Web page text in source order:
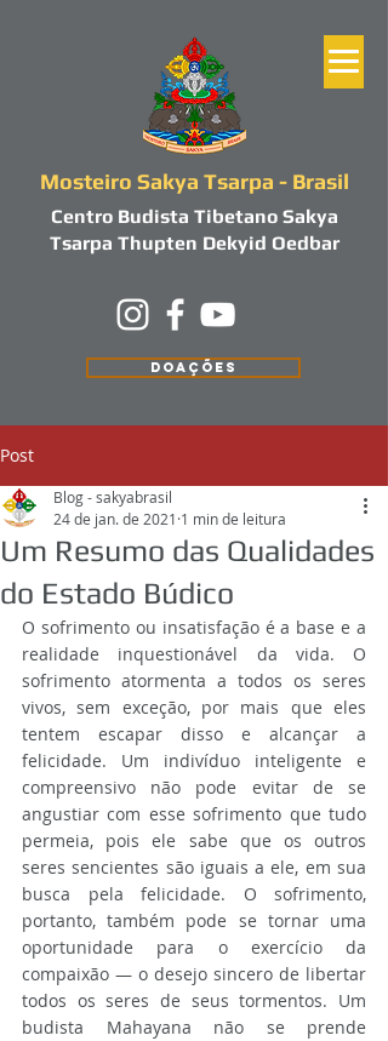
Mosteiro Sakya Tsarpa - Brasil
DOAÇÕES
Centro Budista Tibetano Sakya
Tsarpa Thupten Dekyid Oedbar
Post
Um Resumo das Qualidades
do Estado Búdico
Blog - sakyabrasil
24 de jan. de 2021 1 min de leitura
O sofrimento ou insatisfação é a base e a
realidade inquestionável da vida. O
sofrimento atormenta a todos os seres
vivos, sem exceção, por mais que eles
tentem escapar disso e alcançar a
felicidade. Um indivíduo inteligente e
compreensivo não pode evitar de se
angustiar com esse sofrimento que tudo
permeia, pois ele sabe que os outros
seres sencientes são iguais a ele, em sua
busca pela felicidade. O sofrimento,
portanto, também pode se tornar uma
oportunidade para o exercício da
compaixão — o desejo sincero de libertar
todos os seres de seus tormentos. Um
budista Mahayana não se prende